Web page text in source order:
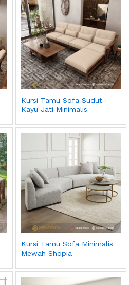
Kursi Tamu Sofa Sudut
Kayu Jati Minimalis
Kursi Tamu Sofa Minimalis
Mewah Shopia